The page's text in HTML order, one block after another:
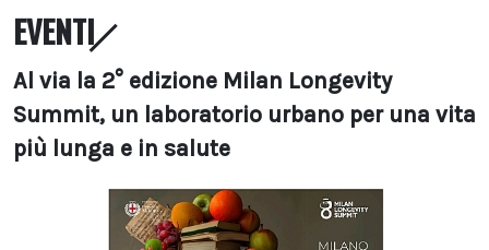
EVENTI
Al via la 2° edizione Milan Longevity
Summit, un laboratorio urbano per una vita
più lunga e in salute